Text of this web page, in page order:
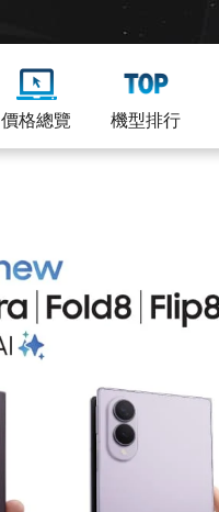
價格總覽 機型排行